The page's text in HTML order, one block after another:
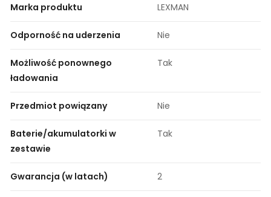
Marka produktu LEXMAN
Odporność na uderzenia Nie
Możliwość ponownego
ładowania
Tak
Przedmiot powiązany Nie
Baterie/akumulatorki w
zestawie
Tak
Gwarancja (w latach) 2